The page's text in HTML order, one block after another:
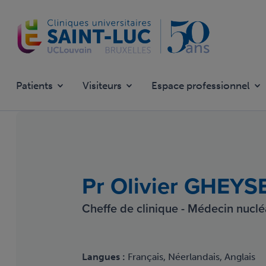
contenu
principal
Patients Visiteurs Espace professionnel
Pr Olivier
Cheffe de clinique - Médecin
Langues : Français, Néerlandais, Anglais